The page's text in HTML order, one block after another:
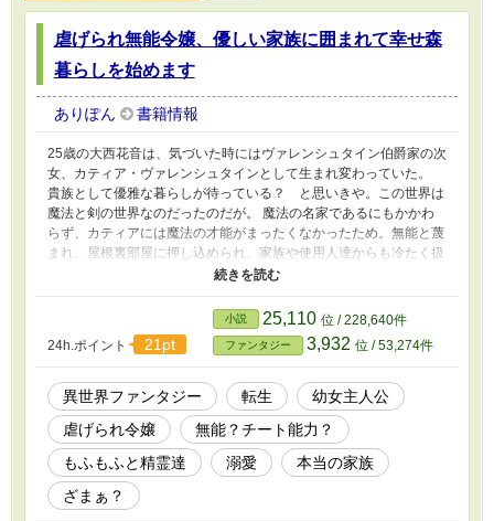
虐げられ無能令嬢、優しい家族に囲まれて幸せ森
暮らしを始めます
ありぽん 書籍情報
25歳の大西花音は、気づいた時にはヴァレンシュタイン伯爵家の次
女、カティア・ヴァレンシュタインとして生まれ変わっていた。
貴族として優雅な暮らしが待っている？ と思いきや。この世界は
魔法と剣の世界なのだったのだが。 魔法の名家であるにもかかわ
らず、カティアには魔法の才能がまったくなかったため。無能と蔑
まれ、屋根裏部屋に押し込められ、家族や使用人達からも冷たく扱
われる日々を送る事に。 が、そんな孤独な生活の中でも、カティ
アを支えてくれた友達がいた。人には見えないはずの精霊達だ。精
霊達は自分達の存在を秘密にするように告げ、カティアもその約束
を守り続け、彼らはいつもカティアと共にいてくれた。 しかしあ
る日、父と母は優秀な魔力を持つ少女を外部から連れてくる。そし
てその人物をカティアとして育てることを決め、邪魔なカティアを
事故に見せかけて始末しようとする。 森に連れて行かれ、殺され
そうになったカティア。そんなカティアを精霊達が救い、共に逃
亡。その先で魔獣達、そして彼らに信頼される謎の人物と出会う。
その人物はカティアの事情を問わず、彼女を家族として受け入れて
くれたのだった。 精霊達と魔獣達が信用する人物だったため、よ
うやく安心できたカティア。しかしカティアはその時気づいていな
かった。この人物も実は訳ありだったという事に。 こうして皆に
24h.ポイント 21pt
小説 25,110 位 / 228,640件
ファンタジー 3,932 位 / 53,274件
異世界ファンタジー 転生
幼女主人公
虐げられ令嬢
無能？チート能力？
もふもふと精霊達
溺愛
本当の家族
ざまぁ？